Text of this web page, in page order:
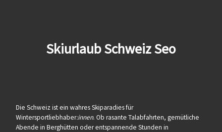
Skiurlaub Schweiz Seo
Die Schweiz ist ein wahres Skiparadies für
Wintersportliebhaber:innen. Ob rasante Talabfahrten, gemütliche
Abende in Berghütten oder entspannende Stunden in